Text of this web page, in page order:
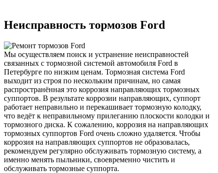
Неисправность тормозов Ford
Мы осуществляем поиск и устранение неисправностей
связанных с тормозной системой автомобиля Ford в
Петербурге по низким ценам. Тормозная система Ford
выходит из строя по нескольким причинам, но самая
распространённая это коррозия направляющих тормозных
суппортов. В результате коррозии направляющих, суппорт
работает неправильно и перекашивает тормозную колодку,
что ведёт к неправильному прилеганию плоскости колодки и
тормозного диска. К сожалению, коррозия на направляющих
тормозных суппортов Ford очень сложно удаляется. Чтобы
коррозия на направляющих суппортов не образовалась,
рекомендуем регулярно обслуживать тормозную систему, а
именно менять пыльники, своевременно чистить и
обслуживать тормозные суппорта.